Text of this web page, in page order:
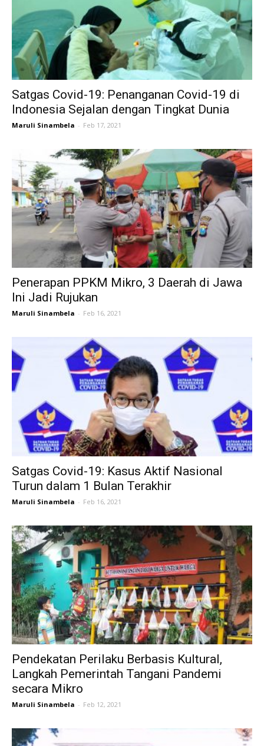
Satgas Covid-19: Penanganan Covid-19 di
Indonesia Sejalan dengan Tingkat Dunia
Maruli Sinambela - Feb 17, 2021
Penerapan PPKM Mikro, 3 Daerah di Jawa
Ini Jadi Rujukan
Maruli Sinambela - Feb 16, 2021
Satgas Covid-19: Kasus Aktif Nasional
Turun dalam 1 Bulan Terakhir
Maruli Sinambela - Feb 16, 2021
Pendekatan Perilaku Berbasis Kultural,
Langkah Pemerintah Tangani Pandemi
secara Mikro
Maruli Sinambela - Feb 12, 2021